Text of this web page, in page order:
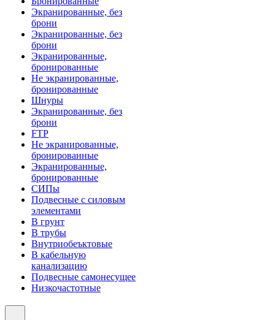
Экранированные, без
брони
Экранированные, без
брони
Экранированные,
бронированные
Не экранированные,
бронированные
Шнуры
Экранированные, без
брони
FTP
Не экранированные,
бронированные
Экранированные,
бронированные
СИПы
Подвесные с силовым
элементами
В грунт
В трубы
Внутриобеъктовые
В кабельную
канализацию
Подвесные самонесущее
Низкочастотные